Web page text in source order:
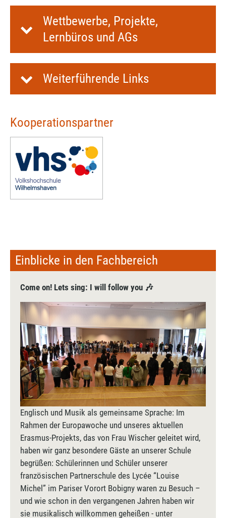
Wettbewerbe, Projekte,
Lernbüros und AGs
Weiterführende Links
Kooperationspartner
Einblicke in den Fachbereich
Come on! Lets sing: I will follow you 🎶
Englisch und Musik als gemeinsame Sprache: Im
Rahmen der Europawoche und unseres aktuellen
Erasmus-Projekts, das von Frau Wischer geleitet wird,
haben wir ganz besondere Gäste an unserer Schule
begrüßen: Schülerinnen und Schüler unserer
französischen Partnerschule des Lycée “Louise
Michel” im Pariser Vorort Bobigny waren zu Besuch –
und wie schon in den vergangenen Jahren haben wir
sie musikalisch willkommen geheißen - unter